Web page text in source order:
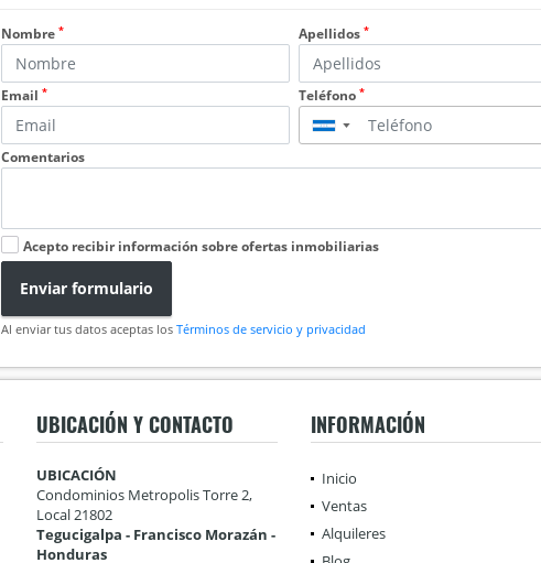
Nombre * Apellidos *
Email * Teléfono *
▼
Comentarios
Acepto recibir información sobre ofertas inmobiliarias
Enviar formulario
Al enviar tus datos aceptas los Términos de servicio y privacidad
UBICACIÓN Y CONTACTO
UBICACIÓN
Condominios Metropolis Torre 2,
Local 21802
Tegucigalpa - Francisco Morazán -
Honduras
INFORMACIÓN
Inicio
Ventas
Alquileres